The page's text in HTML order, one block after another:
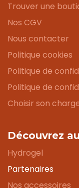
Trouver une
Nos CGV
Nous contacter
Politique cookies
Politique de
Politique de
Choisir son
Découvrez
Hydrogel
Partenaires
Nos accessoires